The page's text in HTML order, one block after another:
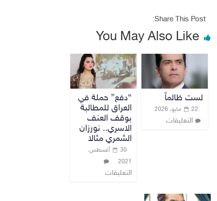
Share This Post:
You May Also Like
لست ظالماً
22 مايو، 2026
التعليقات
“دفع” حملة في
العراق للمطالبة
بوقف العنف
الاسري.. نورزان
الشمري مثالا
30 أغسطس،
2021
التعليقات